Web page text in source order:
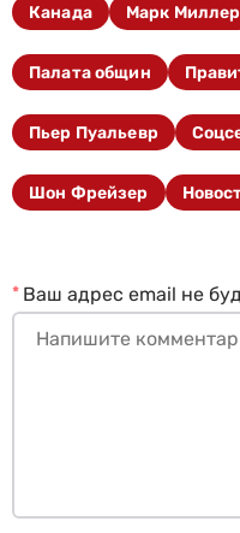
Канада Марк Миллер
Палата общин
Пьер Пуальевр
Шон Фрейзер
Ваш адрес email не
*